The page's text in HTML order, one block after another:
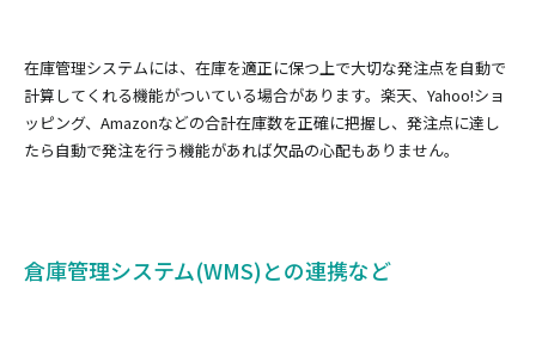
在庫管理システムには、在庫を適正に保つ上で大切な発注点を自動で
計算してくれる機能がついている場合があります。楽天、Yahoo!ショ
ッピング、Amazonなどの合計在庫数を正確に把握し、発注点に達し
たら自動で発注を行う機能があれば欠品の心配もありません。
倉庫管理システム(WMS)との連携など